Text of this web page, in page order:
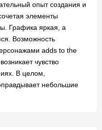
опыт создания и
элементы
Графика яркая, а
Возможность
adds to the
чувство
В целом,
небольшие